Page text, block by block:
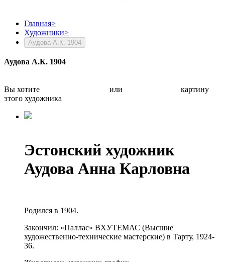
Главная>
Художники>
Аудова А.К. 1904
Аудова А.К. 1904
Вы хотите или
картину
этого художника
Эстонский художник
Аудова Анна Карловна
Родился в 1904.
Закончил: «Паллас» ВХУТЕМАС (Высшие
художественно-технические мастерские) в Тарту, 1924-
36.